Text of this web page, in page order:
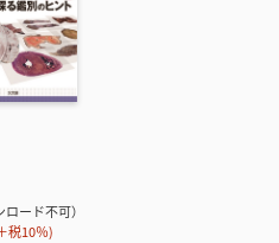
ード不可）
税10％)